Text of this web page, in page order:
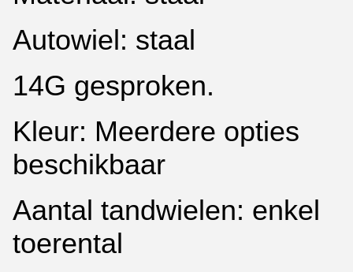
Autowiel: staal
14G gesproken.
Kleur: Meerdere opties
beschikbaar
Aantal tandwielen: enkel
toerental